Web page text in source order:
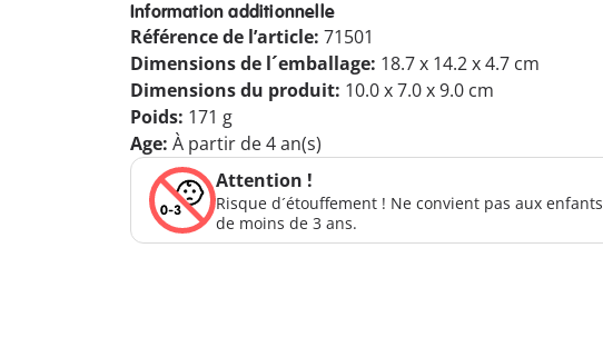
Information additionnelle
Référence de l’article: 71501
Dimensions de l´emballage: 18.7 x 14.2 x 4.7 cm
Dimensions du produit: 10.0 x 7.0 x 9.0 cm
Poids: 171 g
Age: À partir de 4 an(s)
Attention !
Risque d´étouffement ! Ne convient pas aux enfants
de moins de 3 ans.